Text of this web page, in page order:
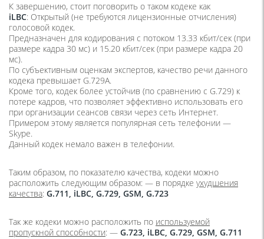
К завершению, стоит поговорить о таком кодеке как
iLBC: Открытый (не требуются лицензионные отчисления)
голосовой кодек.
Предназначен для кодирования с потоком 13.33 кбит/сек (при
размере кадра 30 мс) и 15.20 кбит/сек (при размере кадра 20
мс).
По субъективным оценкам экспертов, качество речи данного
кодека превышает G.729A.
Кроме того, кодек более устойчив (по сравнению с G.729) к
потере кадров, что позволяет эффективно использовать его
при организации сеансов связи через сеть Интернет.
Примером этому является популярная сеть телефонии —
Skype.
Данный кодек немало важен в телефонии.
Таким образом, по показателю качества, кодеки можно
расположить следующим образом: — в порядке ухудшения
качества: G.711, iLBC, G.729, GSM, G.723
Так же кодеки можно расположить по используемой
пропускной способности: — G.723, iLBC, G.729, GSM, G.711